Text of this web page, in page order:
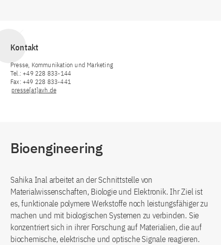
Kontakt
Presse, Kommunikation und Marketing
Tel.: +49 228 833-144
Fax: +49 228 833-441
presse[at]avh.de
Bioengineering
Sahika Inal arbeitet an der Schnittstelle von
Materialwissenschaften, Biologie und Elektronik. Ihr Ziel ist
es, funktionale polymere Werkstoffe noch leistungsfähiger zu
machen und mit biologischen Systemen zu verbinden. Sie
konzentriert sich in ihrer Forschung auf Materialien, die auf
biochemische, elektrische und optische Signale reagieren.